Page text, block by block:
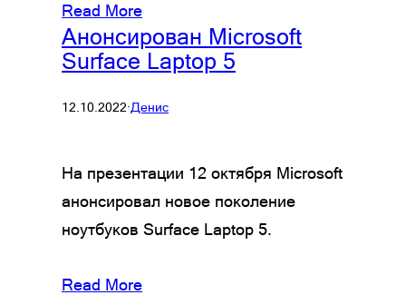
Read More
Анонсирован Microsoft
Surface Laptop 5
12.10.2022·Денис
На презентации 12 октября Microsoft
анонсировал новое поколение
ноутбуков Surface Laptop 5.
Read More